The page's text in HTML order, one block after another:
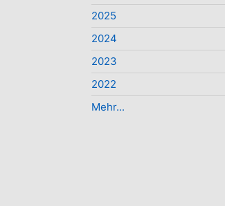
2025
2024
2023
2022
Mehr...